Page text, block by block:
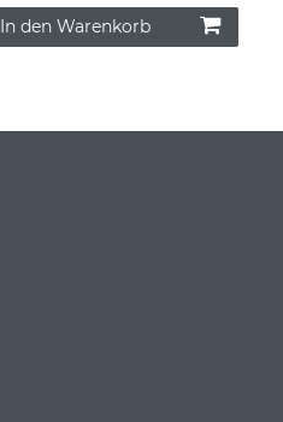
In den Warenkorb